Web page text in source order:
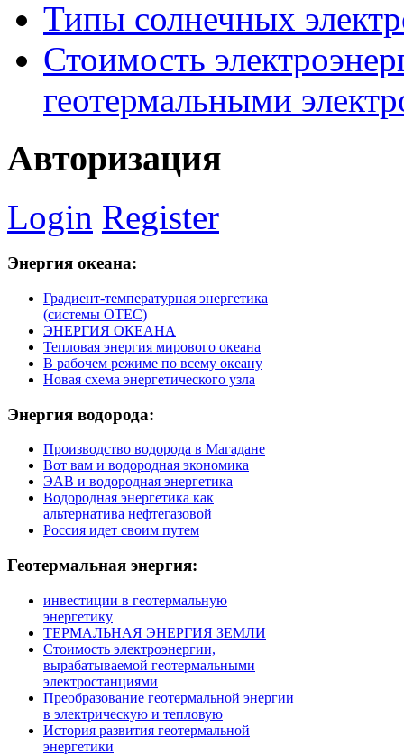
Типы солнечных
Стоимость
геотермальными
Авторизация
Login Register
Энергия океана:
Градиент-температурная энергетика
(системы ОТЕС)
ЭНЕРГИЯ ОКЕАНА
Тепловая энергия мирового океана
В рабочем режиме по всему океану
Новая схема энергетического узла
Энергия водорода:
Производство водорода в Магадане
Вот вам и водородная экономика
ЭАВ и водородная энергетика
Водородная энергетика как
альтернатива нефтегазовой
Россия идет своим путем
Геотермальная энергия:
инвестиции в геотермальную
энергетику
ТЕРМАЛЬНАЯ ЭНЕРГИЯ ЗЕМЛИ
Стоимость электроэнергии,
вырабатываемой геотермальными
электростанциями
Преобразование геотермальной энергии
в электрическую и тепловую
История развития геотермальной
энергетики